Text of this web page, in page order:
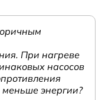
При нагреве
насосов
меньше энергии?